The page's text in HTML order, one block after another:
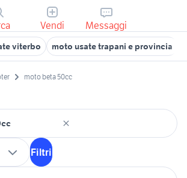
Vendi Messaggi
viterbo moto usate trapani e provincia
moto beta 50cc
Filtri